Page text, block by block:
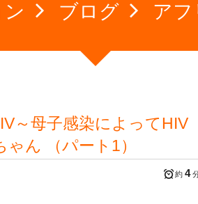
ブログ アフ
～母子感染によってHIV
ん （パート1）
約 4